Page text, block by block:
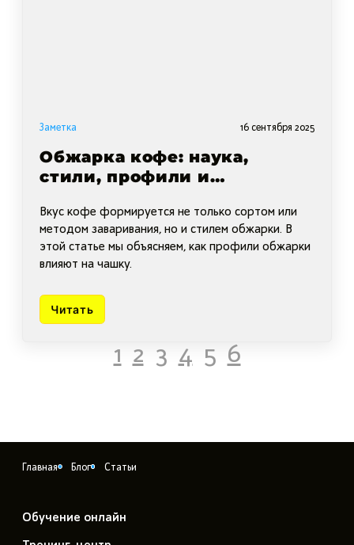
Заметка 16 сентября 2025
Обжарка кофе: наука,
стили, профили и
Вкус кофе формируется не только сортом или
методом заваривания, но и стилем обжарки. В
этой статье мы объясняем, как профили обжарки
влияют на чашку.
Читать
1 2 3 4 5 6
Главная Блог Статьи
Обучение онлайн